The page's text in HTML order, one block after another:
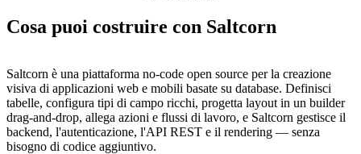
Cosa puoi costruire con Saltcorn
Saltcorn è una piattaforma no-code open source per la creazione
visiva di applicazioni web e mobili basate su database. Definisci
tabelle, configura tipi di campo ricchi, progetta layout in un builder
drag-and-drop, allega azioni e flussi di lavoro, e Saltcorn gestisce il
backend, l'autenticazione, l'API REST e il rendering — senza
bisogno di codice aggiuntivo.